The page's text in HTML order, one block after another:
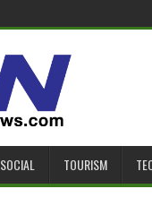
SOCIAL TOURISM